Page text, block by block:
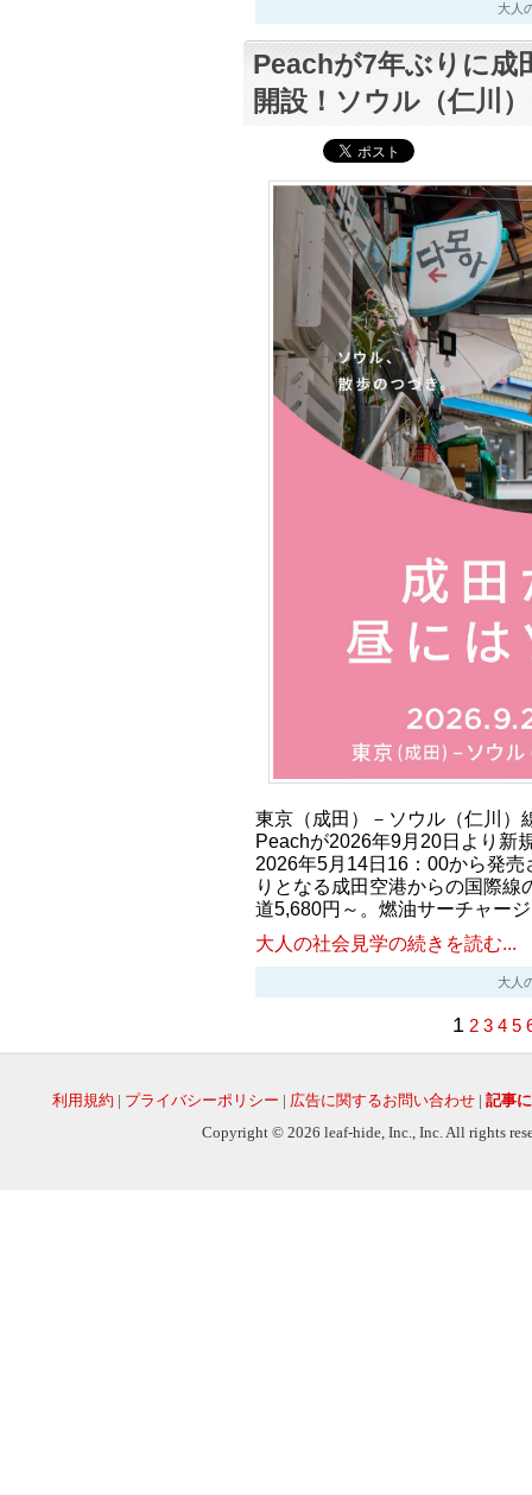
大人
Peachが7年ぶりに成
開設！ソウル（仁川
東京（成田）－ソウル（仁川）
Peachが2026年9⽉20⽇より新
2026年5月14日16：00から発
りとなる成田空港からの国際線
道5,680円～。燃油サーチャー
大人の社会見学の続きを読む...
大人
1 2 3 4 5
利用規約 | プライバシーポリシー | 広告に関するお問い合わせ | 記事
Copyright © 2026 leaf-hide, Inc., Inc. All rights